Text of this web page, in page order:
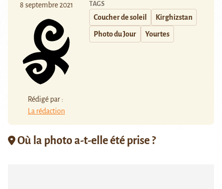
8 septembre 2021
Rédigé par :
La rédaction
TAGS
Coucher de soleil Kirghizstan
Photo du Jour Yourtes
Où la photo a-t-elle été prise ?